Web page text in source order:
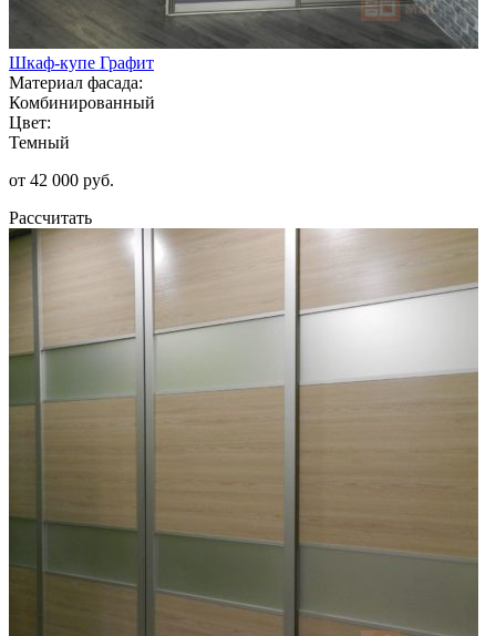
Шкаф-купе Графит
Материал фасада:
Комбинированный
Цвет:
Темный
от 42 000 руб.
Рассчитать